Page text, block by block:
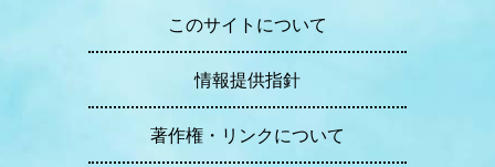
このサイトについて
情報提供指針
著作権・リンクについて